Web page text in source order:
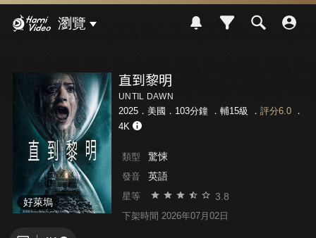
瀏覽
好萊塢
直到黎明
UNTIL DAWN
2025．美國．103分鐘 ． 輔15級 ． 評分6.0．
4K
類型 驚悚
發音 英語
星等 3.8
下架時間 2026年07月02日